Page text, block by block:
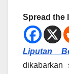
Spread the
Liputan
dikabarkan